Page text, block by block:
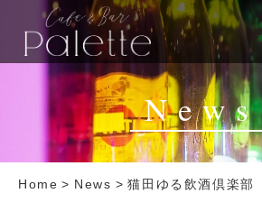
News
Home > News > 猫田ゆる飲酒倶楽部